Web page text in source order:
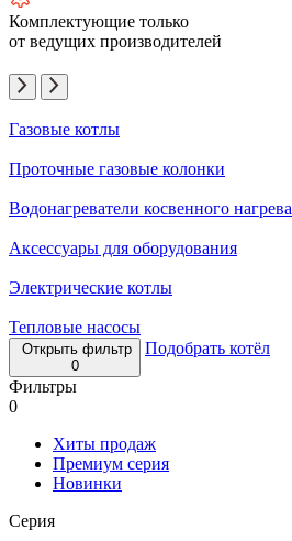
Комплектующие только
от ведущих производителей
Газовые котлы
Проточные газовые колонки
Водонагреватели косвенного нагрева
Аксессуары для оборудования
Электрические котлы
Тепловые насосы
Открыть фильтр
0
Подобрать котёл
Фильтры
0
Хиты продаж
Премиум серия
Новинки
Серия